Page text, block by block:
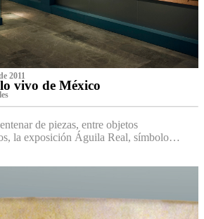
2011
vivo de México
de piezas, entre objetos
la exposición Águila Real, símbolo…